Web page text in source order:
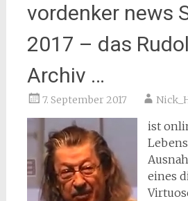
vordenker news
2017 – das
Archiv …
7. September 2017
ist
eines